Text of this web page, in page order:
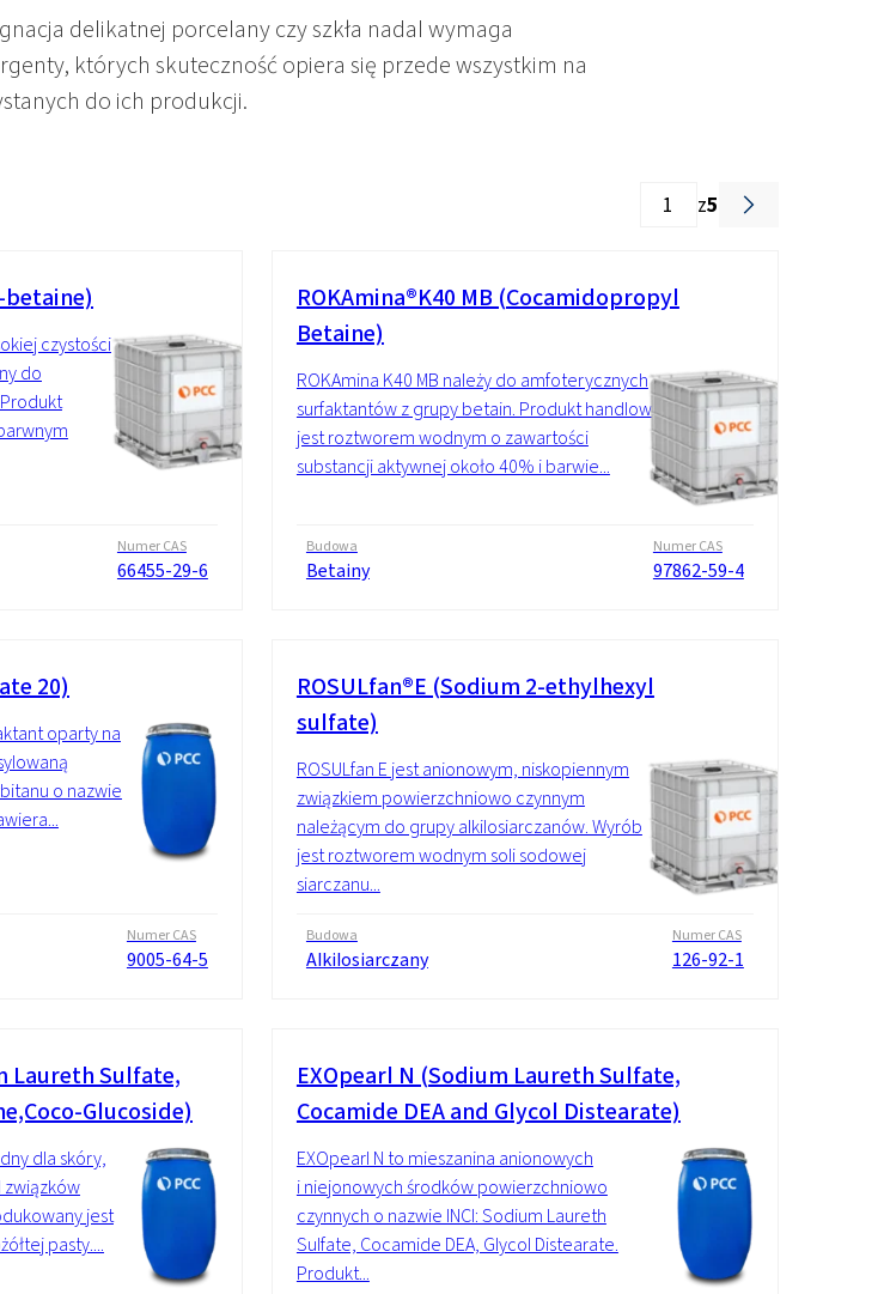
delikatnej porcelany czy szkła nadal wymaga
których skuteczność opiera się przede wszystkim na
do ich produkcji.
z5
betaine)
czystości
do
Numer CAS
66455-29-6
ROKAmina®K40 MB (Cocamidopropyl
Betaine)
ROKAmina K40 MB należy do amfoterycznych
surfaktantów z grupy betain. Produkt handlowy
jest roztworem wodnym o zawartości
substancji aktywnej około 40% i barwie...
Budowa
Betainy
Numer CAS
97862-59-4
20)
oparty na
o nazwie
Numer CAS
9005-64-5
ROSULfan®E (Sodium 2-ethylhexyl
sulfate)
ROSULfan E jest anionowym, niskopiennym
związkiem powierzchniowo czynnym
należącym do grupy alkilosiarczanów. Wyrób
jest roztworem wodnym soli sodowej
siarczanu...
Budowa
Alkilosiarczany
Numer CAS
126-92-1
Laureth Sulfate,
Glucoside)
dla skóry,
jest
pasty....
EXOpearl N (Sodium Laureth Sulfate,
Cocamide DEA and Glycol Distearate)
EXOpearl N to mieszanina anionowych
i niejonowych środków powierzchniowo
czynnych o nazwie INCI: Sodium Laureth
Sulfate, Cocamide DEA, Glycol Distearate.
Produkt...